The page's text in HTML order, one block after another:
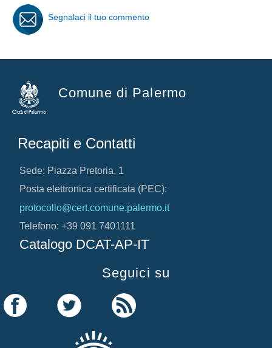
Segnalaci il tuo commento
Comune di Palermo
Recapiti e Contatti
Sede: Piazza Pretoria, 1
Posta elettronica certificata (PEC):
protocollo@cert.comune.palermo.it
Telefono: +39 091 7401111
Catalogo DCAT-AP-IT
Seguici su